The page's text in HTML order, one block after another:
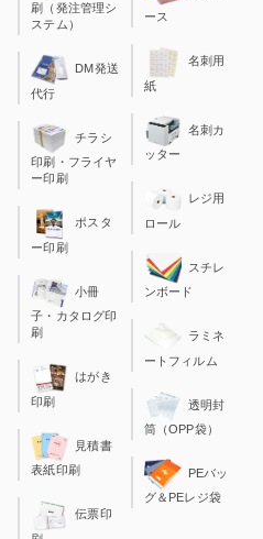
刷（発注管理シ
ステム）
DM発送
代行
チラシ
印刷・フライヤ
ー印刷
ポスタ
ー印刷
小冊
子・カタログ印
刷
はがき
印刷
見積書
表紙印刷
伝票印
ース
名刺用
紙
名刺カ
ッター
レジ用
ロール
スチレ
ンボード
ラミネ
ートフィルム
透明封
筒（OPP袋）
PEバッ
グ＆PEレジ袋